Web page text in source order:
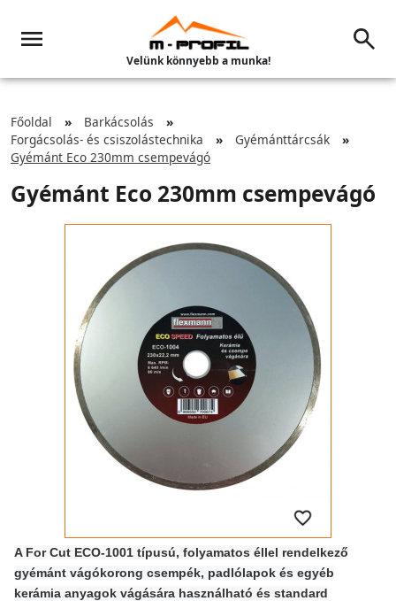
Velünk könnyebb a munka!
Főoldal
Barkácsolás
Forgácsolás- és csiszolástechnika
Gyémánttárcsák
Gyémánt Eco 230mm csempevágó
Gyémánt Eco 230mm csempevágó
A For Cut ECO-1001 típusú, folyamatos éllel rendelkező
gyémánt vágókorong csempék, padlólapok és egyéb
kerámia anyagok vágására használható és standard